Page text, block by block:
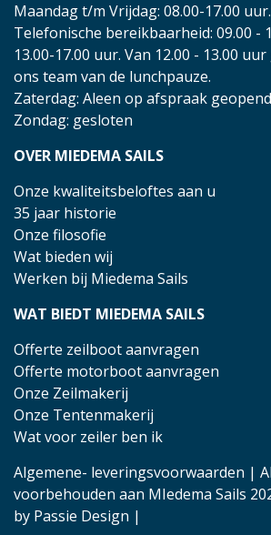
Maandag t/m Vrijdag: 08.00-17.00 uur.
Telefonische bereikbaarheid: 09.00 -
13.00-17.00 uur. Van 12.00 - 13.00
ons team van de lunchpauze.
Zaterdag: Aleen op afspraak
Zondag: gesloten
OVER MIEDEMA SAILS
Onze kwaliteitsbeloftes aan u
35 jaar historie
Onze filosofie
Wat bieden wij
Werken bij Miedema Sails
WAT BIEDT MIEDEMA SAILS
Offerte zeilboot aanvragen
Offerte motorboot aanvragen
Onze Zeilmakerij
Onze Tentenmakerij
Wat voor zeiler ben ik
Algemene- leveringsvoorwaarden |
voorbehouden aan MIedema Sails
by Passie Design |